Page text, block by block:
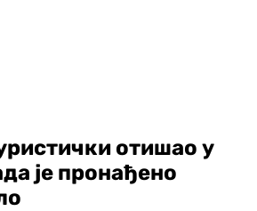
отишао у
је пронађено